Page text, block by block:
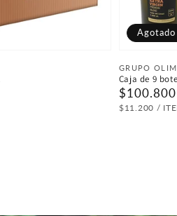
GRUPO
Caja de 9
Precio
habitual
$100.800
PRECIO
$11.200 /
Agotado